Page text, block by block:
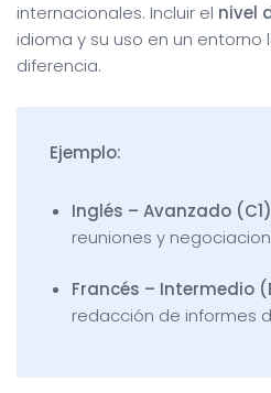
internacionales. Incluir el nivel
idioma y su uso en un
diferencia.
Ejemplo:
Inglés – Avanzado (C1)
reuniones y
Francés – Intermedio
redacción de informes